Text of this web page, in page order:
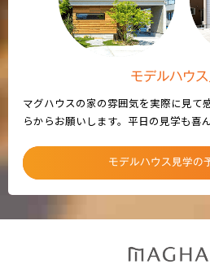
モデルハウ
マグハウスの家の雰囲気を実際に見て
らからお願いします。平日の見学も喜
モデルハウス見学の